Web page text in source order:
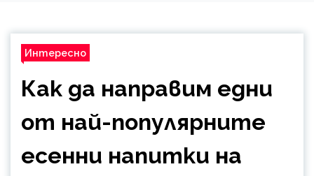
Интересно
Как да направим едни
от най-популярните
есенни напитки на